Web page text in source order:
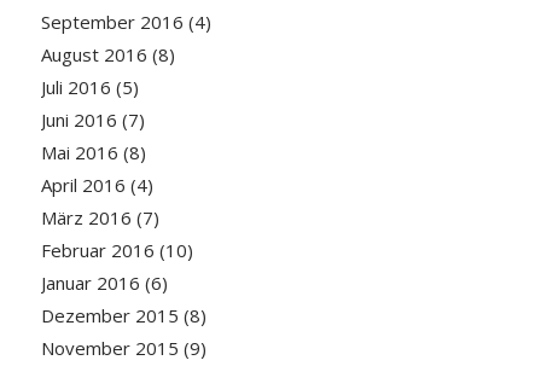
September 2016 (4)
August 2016 (8)
Juli 2016 (5)
Juni 2016 (7)
Mai 2016 (8)
April 2016 (4)
März 2016 (7)
Februar 2016 (10)
Januar 2016 (6)
Dezember 2015 (8)
November 2015 (9)